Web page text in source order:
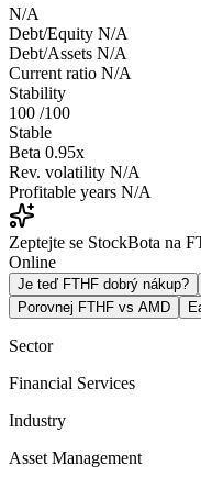
N/A
Debt/Equity N/A
Debt/Assets N/A
Current ratio N/A
Stability
100 /100
Stable
Beta 0.95x
Rev. volatility N/A
Profitable years N/A
Zeptejte se StockBota na
Online
Je teď FTHF dobrý nákup?
Porovnej FTHF vs AMD
Sector
Financial Services
Industry
Asset Management